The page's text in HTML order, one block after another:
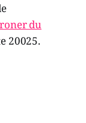
du
20025.